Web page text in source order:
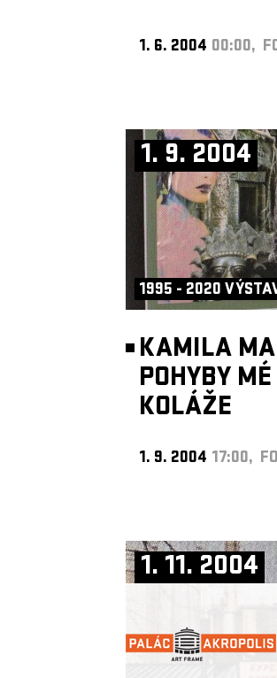
1. 6. 2004 00:00,
1. 9. 2004
1995 - 2020
KAMILA
POHYBY
KOLÁŽE
1. 9. 2004 17:00,
1. 11. 2004